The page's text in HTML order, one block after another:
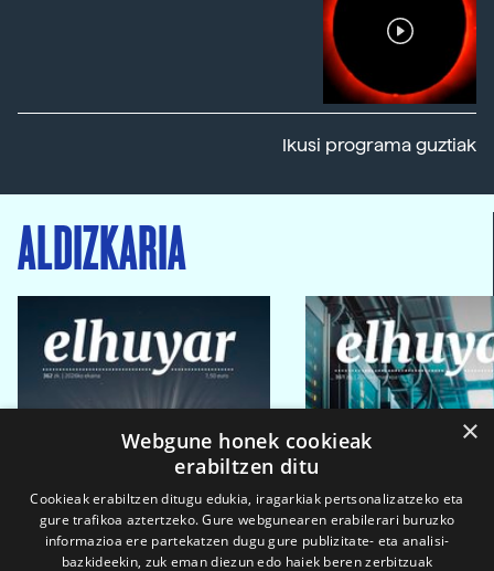
Ikusi programa guztiak
ALDIZKARIA
×
Webgune honek cookieak
erabiltzen ditu
Cookieak erabiltzen ditugu edukia, iragarkiak pertsonalizatzeko eta
gure trafikoa aztertzeko. Gure webgunearen erabilerari buruzko
informazioa ere partekatzen dugu gure publizitate- eta analisi-
bazkideekin, zuk eman diezun edo haiek beren zerbitzuak